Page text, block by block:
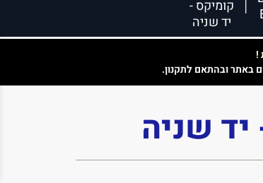
קומיקס -
יד שניה
!
באתר ובהתאם לתקנון.
שניה